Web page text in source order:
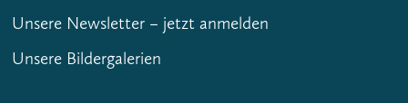
Unsere Newsletter – jetzt anmelden
Unsere Bildergalerien